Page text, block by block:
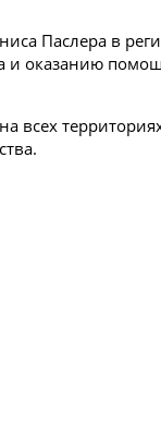
Паслера в
и оказанию
всех